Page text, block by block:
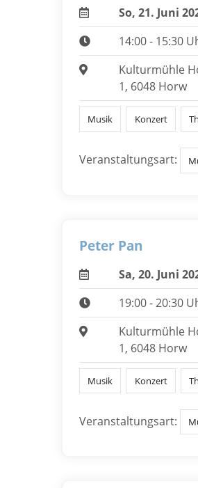
So, 21. Juni
14:00 - 15:30
Kulturmühle
1, 6048 Horw
Musik Konzert
Veranstaltungsart:
Peter Pan
Sa, 20. Juni
19:00 - 20:30
Kulturmühle
1, 6048 Horw
Musik Konzert
Veranstaltungsart: